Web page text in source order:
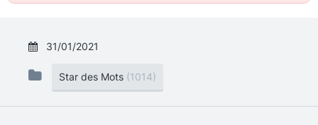
31/01/2021
Star des Mots (1014)